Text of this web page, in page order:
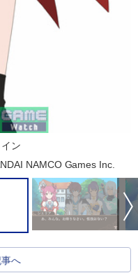
ン
NAMCO Games Inc.
へ